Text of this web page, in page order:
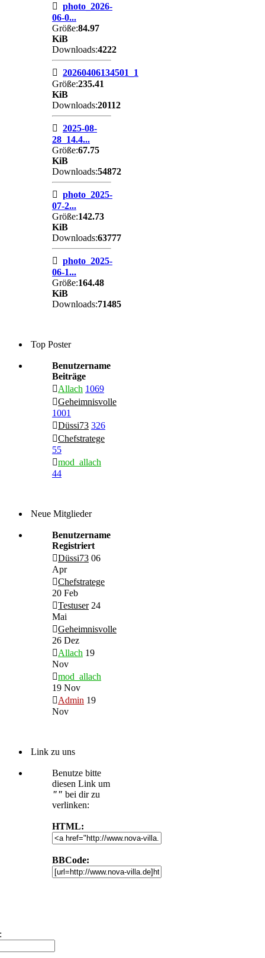
photo_2026-
06-0...
Größe:84.97
KiB
Downloads:4222
20260406134501_1
Größe:235.41
KiB
Downloads:20112
2025-08-
28_14.4...
Größe:67.75
KiB
Downloads:54872
photo_2025-
07-2...
Größe:142.73
KiB
Downloads:63777
photo_2025-
06-1...
Größe:164.48
KiB
Downloads:71485
Top Poster
Benutzername
Beiträge
Allach 1069
Geheimnisvolle
1001
Düssi73 326
Chefstratege
55
mod_allach
44
Neue Mitglieder
Benutzername
Registriert
Düssi73 06
Apr
Chefstratege
20 Feb
Testuser 24
Mai
Geheimnisvolle
26 Dez
Allach 19
Nov
mod_allach
19 Nov
Admin 19
Nov
Link zu uns
Benutze bitte
diesen Link um
"" bei dir zu
verlinken:
HTML:
BBCode: